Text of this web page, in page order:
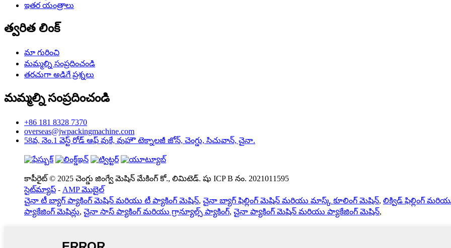
ఇతర యంత్రాలు
త్వరిత లింక్
మా గురించి
మమ్మల్ని సంప్రదించండి
తరచుగా అడిగే ప్రశ్నలు
మమ్మల్ని సంప్రదించండి
+86 181 8328 7370
overseas@jwpackingmachine.com
58వ, నెం.1 వెస్ట్ రోడ్ ఆఫ్ వుకే, వుహౌ టెక్నాలజీ జోన్, చెంగ్డు, సిచువాన్, చైనా.
కాపీరైట్ © 2025 చెంగ్డు జింగ్వే మెషిన్ మేకింగ్ కో., లిమిటెడ్. షు ICP B నం. 2021011595
సైట్‌మ్యాప్ - AMP మొబైల్
చైనా టీ బ్యాగ్ ప్యాకింగ్ మెషిన్ మరియు టీ ప్యాకింగ్ మెషిన్, చైనా బ్యాగ్ ఫిల్లింగ్ మెషిన్ మరియు మాస్క్ కూలింగ్ మెషిన్, లిక్విడ్ ఫిల్లింగ్
ప్యాకేజింగ్ మెషిన్లు, చైనా సాస్ ప్యాకింగ్ మరియు గ్రాన్యూల్స్ ప్యాకింగ్, చైనా ప్యాకింగ్ మెషిన్ మరియు ప్యాకేజింగ్ మెషిన్,